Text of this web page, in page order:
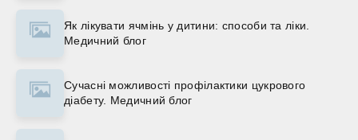
Як лікувати ячмінь у дитини: способи та ліки.
Медичний блог
Сучасні можливості профілактики цукрового
діабету. Медичний блог